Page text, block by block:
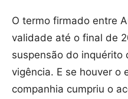
O termo firmado entre
validade até o final de
suspensão do inquérito
vigência. E se houver o
companhia cumpriu o